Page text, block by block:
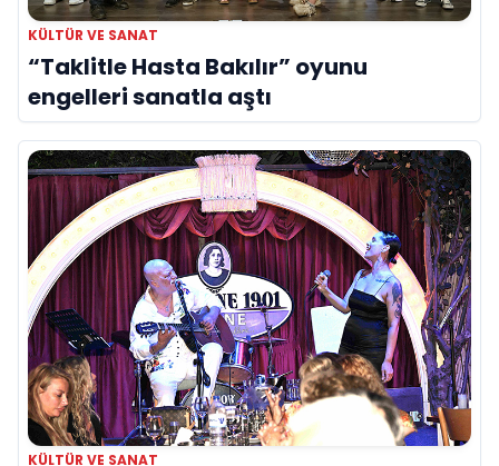
KÜLTÜR VE SANAT
“Taklitle Hasta Bakılır” oyunu
engelleri sanatla aştı
KÜLTÜR VE SANAT